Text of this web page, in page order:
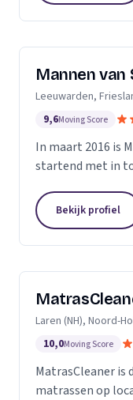
Mannen van
Leeuwarden,
9,6Moving Score
In maart 2016 is
startend met in
specialistische
Schoon al snel
Bekijk profiel
Laren (NH), Noord-
10,0Moving Score
MatrasCleaner is
matrassen op